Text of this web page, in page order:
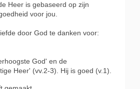
Heer is gebaseerd op zijn
voor jou.
door God te danken voor:
God' en de
Heer' (vv.2-3). Hij is goed (v.1).